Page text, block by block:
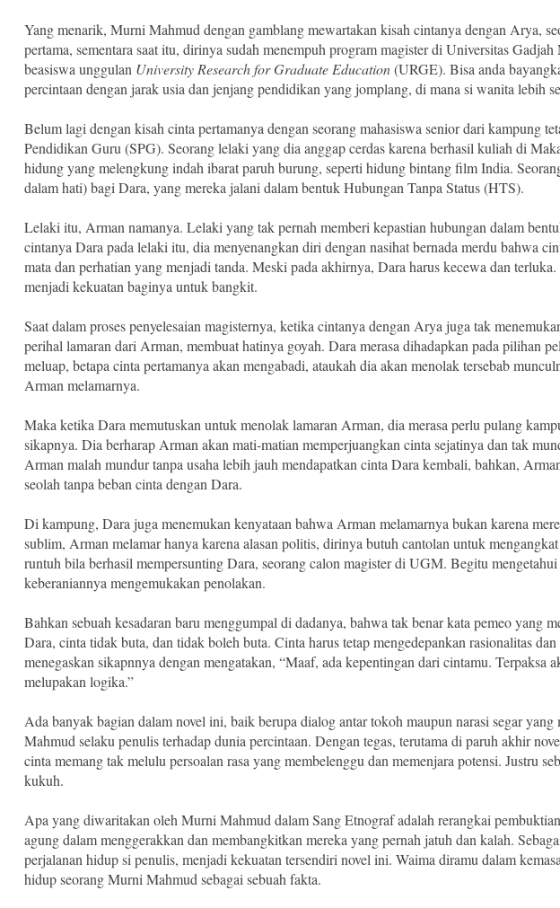
Yang menarik, Murni Mahmud dengan gamblang mewartakan kisah cintanya dengan Arya,
pertama, sementara saat itu, dirinya sudah menempuh program magister di Universitas
beasiswa unggulan University Research for Graduate Education(URGE). Bisa anda
percintaan dengan jarak usia dan jenjang pendidikan yang jomplang, di mana si wanita lebih
Belum lagi dengan kisah cinta pertamanya dengan seorang mahasiswa senior dari kampung
Pendidikan Guru (SPG). Seorang lelaki yang dia anggap cerdas karena berhasil kuliah di
hidung yang melengkung indah ibarat paruh burung, seperti hidung bintang film India.
dalam hati) bagi Dara, yang mereka jalani dalam bentuk Hubungan Tanpa Status (HTS).
Lelaki itu, Arman namanya. Lelaki yang tak pernah memberi kepastian hubungan dalam
cintanya Dara pada lelaki itu, dia menyenangkan diri dengan nasihat bernada merdu bahwa
mata dan perhatian yang menjadi tanda. Meski pada akhirnya, Dara harus kecewa dan
menjadi kekuatan baginya untuk bangkit.
Saat dalam proses penyelesaian magisternya, ketika cintanya dengan Arya juga tak
perihal lamaran dari Arman, membuat hatinya goyah. Dara merasa dihadapkan pada pilihan
meluap, betapa cinta pertamanya akan mengabadi, ataukah dia akan menolak tersebab
Arman melamarnya.
Maka ketika Dara memutuskan untuk menolak lamaran Arman, dia merasa perlu pulang
sikapnya. Dia berharap Arman akan mati-matian memperjuangkan cinta sejatinya dan tak
Arman malah mundur tanpa usaha lebih jauh mendapatkan cinta Dara kembali, bahkan,
seolah tanpa beban cinta dengan Dara.
Di kampung, Dara juga menemukan kenyataan bahwa Arman melamarnya bukan karena
sublim, Arman melamar hanya karena alasan politis, dirinya butuh cantolan untuk
runtuh bila berhasil mempersunting Dara, seorang calon magister di UGM. Begitu
keberaniannya mengemukakan penolakan.
Bahkan sebuah kesadaran baru menggumpal di dadanya, bahwa tak benar kata pemeo yang
Dara, cinta tidak buta, dan tidak boleh buta. Cinta harus tetap mengedepankan rasionalitas
menegaskan sikapnnya dengan mengatakan, “Maaf, ada kepentingan dari cintamu. Terpaksa
melupakan logika.”
Ada banyak bagian dalam novel ini, baik berupa dialog antar tokoh maupun narasi segar
Mahmud selaku penulis terhadap dunia percintaan. Dengan tegas, terutama di paruh akhir
cinta memang tak melulu persoalan rasa yang membelenggu dan memenjara potensi. Justru
kukuh.
Apa yang diwaritakan oleh Murni Mahmud dalam Sang Etnograf adalah rerangkai
agung dalam menggerakkan dan membangkitkan mereka yang pernah jatuh dan kalah.
perjalanan hidup si penulis, menjadi kekuatan tersendiri novel ini. Waima diramu dalam
hidup seorang Murni Mahmud sebagai sebuah fakta.